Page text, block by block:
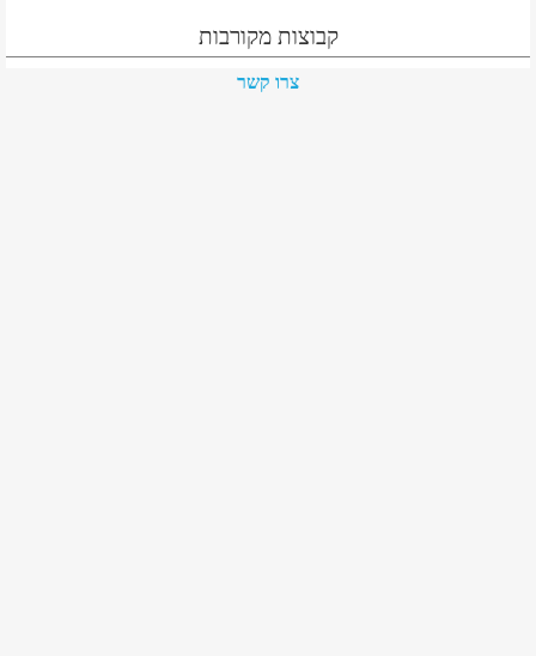
קבוצות מקורבות
צרו קשר